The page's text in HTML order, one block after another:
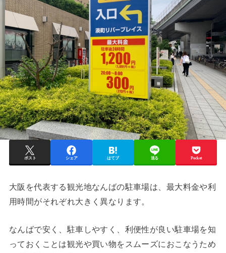
ポスト シェア はてブ 送る Pocket
大阪を代表する観光地なんばの駐車場は、最大料金や利
用時間がそれぞれ大きく異なります。
なんばで安く、駐車しやすく、利便性が良い駐車場を知
っておくことは観光や買い物をスムーズにおこなうため